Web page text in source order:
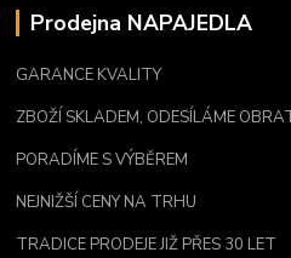
Prodejna NAPAJEDLA
GARANCE KVALITY
ZBOŽÍ SKLADEM, ODESÍLÁME
PORADÍME S VÝBĚREM
NEJNIŽŠÍ CENY NA TRHU
TRADICE PRODEJE JIŽ PŘES 30 LET